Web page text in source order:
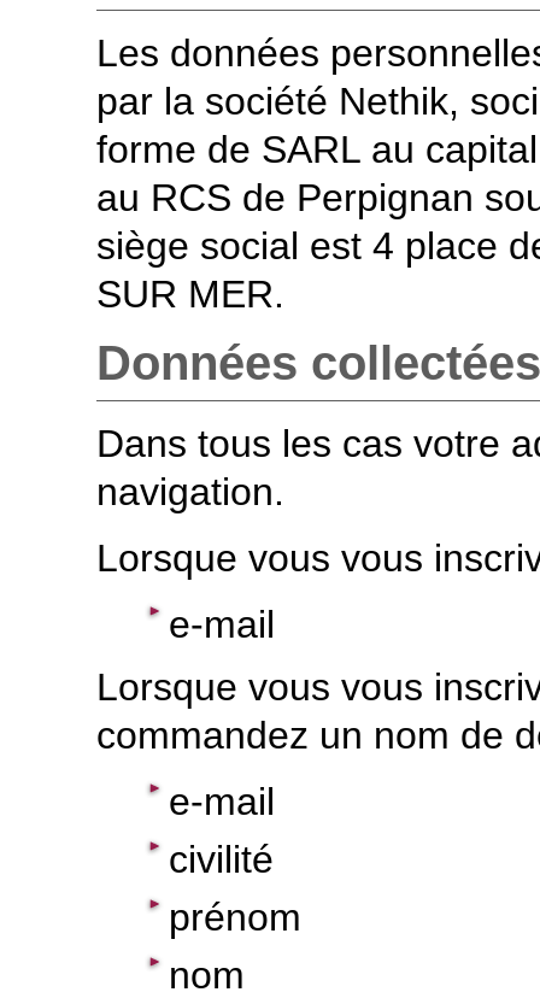
Les données
par la société Nethik,
forme de SARL au
au RCS de Perpignan
siège social est 4 place
SUR MER.
Données
Dans tous les cas votre
navigation.
Lorsque vous vous
e-mail
Lorsque vous vous
commandez un nom de
e-mail
civilité
prénom
nom